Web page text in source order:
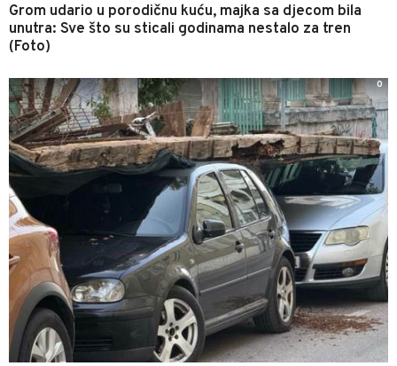
Grom udario u porodičnu kuću, majka sa djecom bila
unutra: Sve što su sticali godinama nestalo za tren
(Foto)
0